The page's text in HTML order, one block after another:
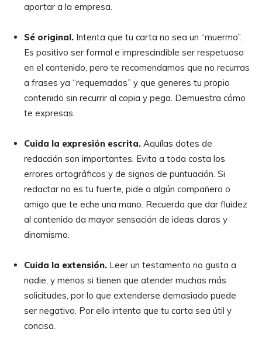
aportar a la empresa.
Sé original. Intenta que tu carta no sea un “muermo”.
Es positivo ser formal e imprescindible ser respetuoso
en el contenido, pero te recomendamos que no recurras
a frases ya “requemadas” y que generes tu propio
contenido sin recurrir al copia y pega. Demuestra cómo
te expresas.
Cuida la expresión escrita. Aquílas dotes de
redacción son importantes. Evita a toda costa los
errores ortográficos y de signos de puntuación. Si
redactar no es tu fuerte, pide a algún compañero o
amigo que te eche una mano. Recuerda que dar fluidez
al contenido da mayor sensación de ideas claras y
dinamismo.
Cuida la extensión. Leer un testamento no gusta a
nadie, y menos si tienen que atender muchas más
solicitudes, por lo que extenderse demasiado puede
ser negativo. Por ello intenta que tu carta sea útil y
concisa.